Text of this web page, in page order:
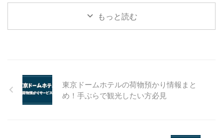
時間30分から2時間かかることも
あり、荷物を預ける時も混雑が予
荷物をメインタワーで預かること
になっているので、時間帯によっ
ルカムセンター」の荷物預かりサ
動したい！』という方はぜひ参考
にしてください。 ディズニー ウ
ェルカム センター 荷物預かり情
報まとめ！ 荷物預かりサービス
もっと読む
東京ドームホテルの荷物預かり情報まと
め！手ぶらで観光したい方必見